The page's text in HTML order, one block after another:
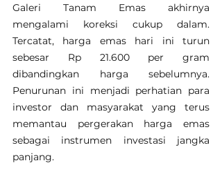
Galeri Tanam Emas akhirnya
mengalami koreksi cukup dalam.
Tercatat, harga emas hari ini turun
sebesar Rp 21.600 per gram
dibandingkan harga sebelumnya.
Penurunan ini menjadi perhatian para
investor dan masyarakat yang terus
memantau pergerakan harga emas
sebagai instrumen investasi jangka
panjang.